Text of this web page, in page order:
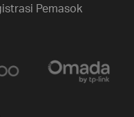
Pemasok